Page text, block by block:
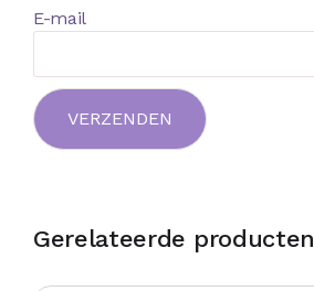
E-mail
Gerelateerde producten